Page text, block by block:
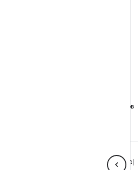
Драйверы в виде исполняемых файлов
Сообщество